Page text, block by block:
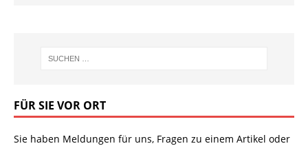
FÜR SIE VOR ORT
Sie haben Meldungen für uns, Fragen zu einem Artikel oder